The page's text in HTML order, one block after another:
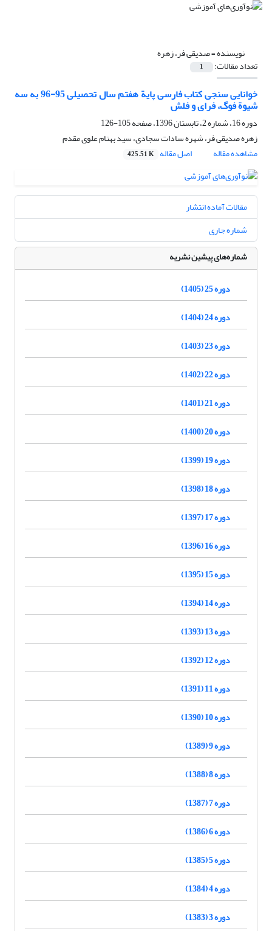
نویسنده =صدیقی فر، زهره
تعداد مقالات: 1
خوانایی سنجی کتاب فارسی پایة هفتم سال تحصیلی 95-96 به سه
شیوة فوگ، فرای و فلش
دوره 16، شماره 2، تابستان 1396، صفحه
105-126
زهره صدیقی فر، شهره سادات سجادی، سید بهنام علوی مقدم
مشاهده مقاله
اصل مقاله 425.51 K
مقالات آماده انتشار
شماره جاری
شماره‌های پیشین نشریه
دوره 25 (1405)
دوره 24 (1404)
دوره 23 (1403)
دوره 22 (1402)
دوره 21 (1401)
دوره 20 (1400)
دوره 19 (1399)
دوره 18 (1398)
دوره 17 (1397)
دوره 16 (1396)
دوره 15 (1395)
دوره 14 (1394)
دوره 13 (1393)
دوره 12 (1392)
دوره 11 (1391)
دوره 10 (1390)
دوره 9 (1389)
دوره 8 (1388)
دوره 7 (1387)
دوره 6 (1386)
دوره 5 (1385)
دوره 4 (1384)
دوره 3 (1383)